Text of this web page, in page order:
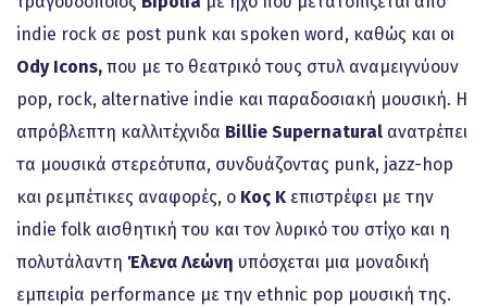
indie rock σε post punk και spoken word, καθώς και οι
Ody Icons, που με το θεατρικό τους στυλ αναμειγνύουν
pop, rock, alternative indie και παραδοσιακή μουσική. Η
απρόβλεπτη καλλιτέχνιδα Billie Supernatural ανατρέπει
τα μουσικά στερεότυπα, συνδυάζοντας punk, jazz-hop
και ρεμπέτικες αναφορές, ο Κος Κ επιστρέφει με την
indie folk αισθητική του και τον λυρικό του στίχο και η
πολυτάλαντη Έλενα Λεώνη υπόσχεται μια μοναδική
εμπειρία performance με την ethnic pop μουσική της.